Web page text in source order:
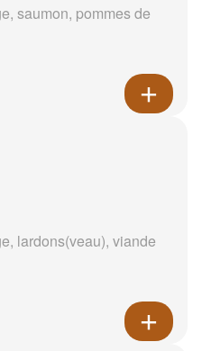
saumon, pommes de
lardons(veau), viande